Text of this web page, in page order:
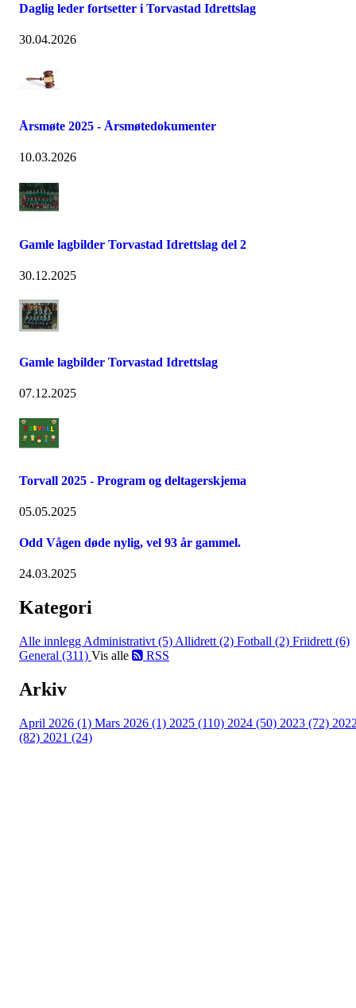
Daglig leder fortsetter i Torvastad Idrettslag
30.04.2026
Årsmøte 2025 - Årsmøtedokumenter
10.03.2026
Gamle lagbilder Torvastad Idrettslag del 2
30.12.2025
Gamle lagbilder Torvastad Idrettslag
07.12.2025
Torvall 2025 - Program og deltagerskjema
05.05.2025
Odd Vågen døde nylig, vel 93 år gammel.
24.03.2025
Kategori
Alle innlegg Administrativt (5) Allidrett (2) Fotball (2) Friidrett (6)
General (311) Vis alle RSS
Arkiv
April 2026 (1) Mars 2026 (1) 2025 (110) 2024 (50) 2023 (72)
(82) 2021 (24)